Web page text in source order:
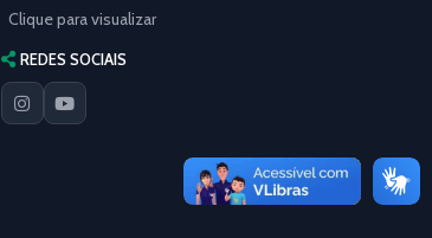
Clique para visualizar
REDES SOCIAIS